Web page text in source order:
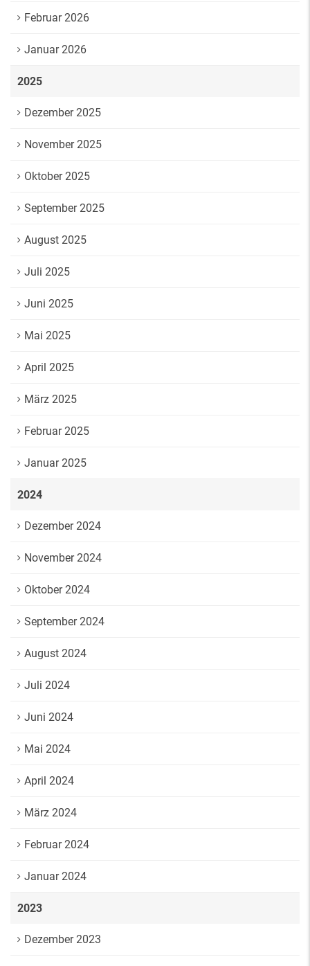
Februar 2026
Januar 2026
2025
Dezember 2025
November 2025
Oktober 2025
September 2025
August 2025
Juli 2025
Juni 2025
Mai 2025
April 2025
März 2025
Februar 2025
Januar 2025
2024
Dezember 2024
November 2024
Oktober 2024
September 2024
August 2024
Juli 2024
Juni 2024
Mai 2024
April 2024
März 2024
Februar 2024
Januar 2024
2023
Dezember 2023